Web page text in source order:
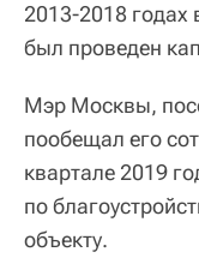
2013-2018 годах
был проведен
Мэр Москвы,
пообещал его
квартале 2019
по
объекту.